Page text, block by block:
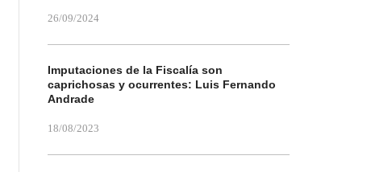
26/09/2024
Imputaciones de la Fiscalía son
caprichosas y ocurrentes: Luis Fernando
Andrade
18/08/2023